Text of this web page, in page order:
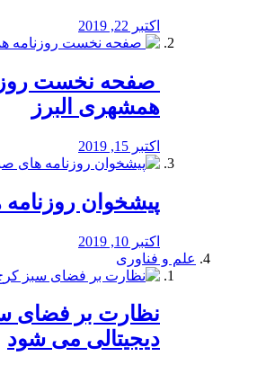
اکتبر 22, 2019
صفحه نخست
همشهری البرز
اکتبر 15, 2019
پیشخوان
اکتبر 10, 2019
علم و فناوری
نظارت بر فضای
دیجیتالی می شود